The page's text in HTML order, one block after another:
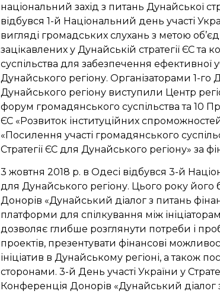
національний захід з питань Дунайської
відбувся 1-й Національний день участі
вигляді громадських слухань з метою
зацікавлених у Дунайській стратегії ЄС та
суспільства для забезпечення ефективної
Дунайського регіону. Організаторами 1-го
Дунайського регіону виступили Центр
форум громадянського суспільства та 10
ЄС «Розвиток інституційних
«Посилення участі громадянського
Стратегії ЄС для Дунайського регіону» за
3 жовтня 2018 р. в Одесі відбувся 3-й
для Дунайського регіону. Цього року
Донорів «Дунайський діалог з питань
платформи для спілкування між
дозволяє глибше розглянути потреби і
проектів, презентувати фінансові
ініціатив в Дунайському регіоні, а також
сторонами. 3-й День участі України у
Конференція Донорів «Дунайський діалог